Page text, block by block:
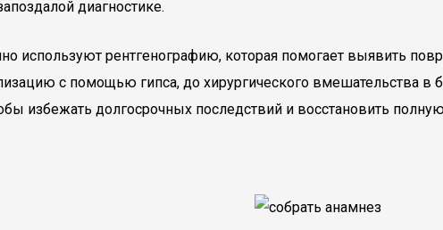
диагностике.
используют рентгенографию, которая помогает выявить
с помощью гипса, до хирургического вмешательства в
избежать долгосрочных последствий и восстановить